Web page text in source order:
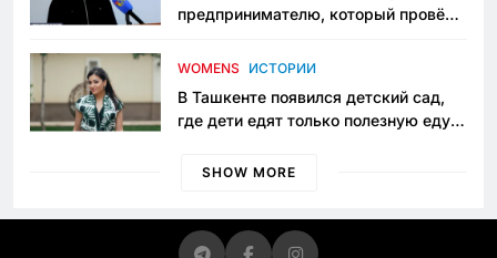
предпринимателю, который провёл
приговору
WOMENS ИСТОРИИ
В Ташкенте появился детский сад,
где дети едят только полезную еду.
просить «кашу без сахара»
SHOW MORE